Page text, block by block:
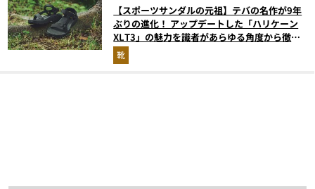
【スポーツサンダルの元祖】テバの名作が9年
ぶりの進化！ アップデートした「ハリケーン
XLT3」の魅力を識者があらゆる角度から徹底
解説！
靴